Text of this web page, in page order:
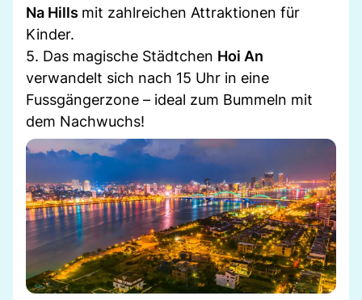
Na Hills mit zahlreichen Attraktionen für
Kinder.
5. Das magische Städtchen Hoi An
verwandelt sich nach 15 Uhr in eine
Fussgängerzone – ideal zum Bummeln mit
dem Nachwuchs!